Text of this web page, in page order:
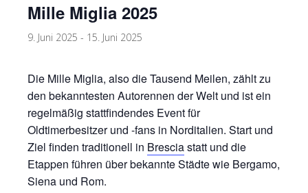
Mille Miglia 2025
9. Juni 2025 - 15. Juni 2025
Die Mille Miglia, also die Tausend Meilen, zählt zu
den bekanntesten Autorennen der Welt und ist ein
regelmäßig stattfindendes Event für
Oldtimerbesitzer und -fans in Norditalien. Start und
Ziel finden traditionell in Bresciastatt und die
Etappen führen über bekannte Städte wie Bergamo,
Siena und Rom.